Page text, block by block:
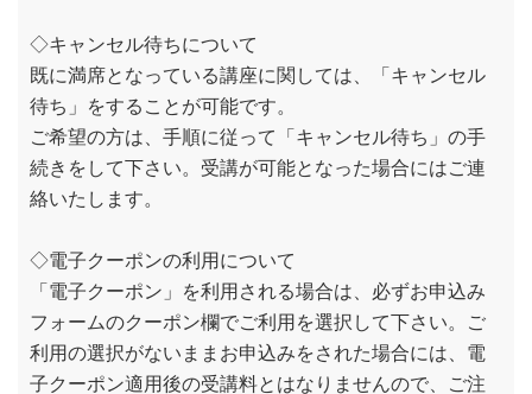
◇キャンセル待ちについて
既に満席となっている講座に関しては、「キャンセル
待ち」をすることが可能です。
ご希望の方は、手順に従って「キャンセル待ち」の手
続きをして下さい。受講が可能となった場合にはご連
絡いたします。
◇電子クーポンの利用について
「電子クーポン」を利用される場合は、必ずお申込み
フォームのクーポン欄でご利用を選択して下さい。ご
利用の選択がないままお申込みをされた場合には、電
子クーポン適用後の受講料とはなりませんので、ご注